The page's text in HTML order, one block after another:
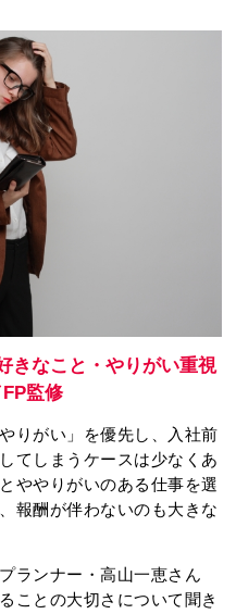
きなこと・やりがい重視
監修
りがい」を優先し、入社前
てしまうケースは少なくあ
ややりがいのある仕事を選
報酬が伴わないのも大きな
ランナー・高山一恵さん
ことの大切さについて聞き